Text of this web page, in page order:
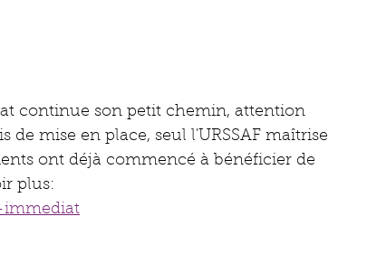
continue son petit chemin, attention
de mise en place, seul l'URSSAF maîtrise
ont déjà commencé à bénéficier de
plus:
immediat